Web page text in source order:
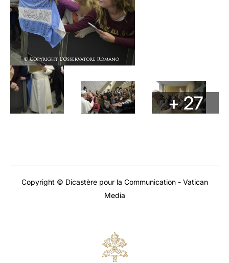
+ 27
Copyright © Dicastère pour la Communication - Vatican
Media